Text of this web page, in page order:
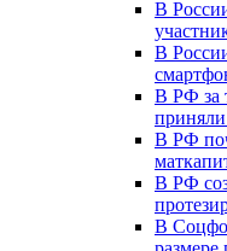
В
В
В РФ за
В РФ
В РФ
В